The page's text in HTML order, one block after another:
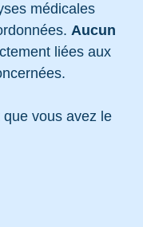
médicales
Aucun
liées aux
vous avez le